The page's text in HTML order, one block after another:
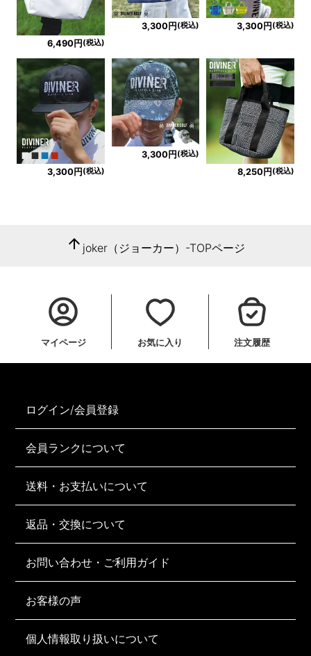
6,490円 (税込)
3,300円 (税込) 3,300円 (税込)
3,300円 (税込)
3,300円 (税込)
8,250円 (税込)
arrow_upward joker（ジョーカー）-TOPページ
マイページ お気に入り 注文履歴
ログイン/会員登録
会員ランクについて
送料・お支払いについて
返品・交換について
お問い合わせ・ご利用ガイド
お客様の声
個人情報取り扱いについて